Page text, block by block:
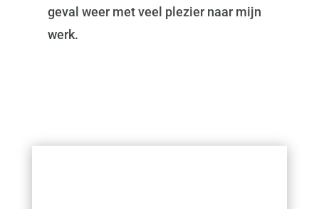
geval weer met veel plezier naar mijn
werk.